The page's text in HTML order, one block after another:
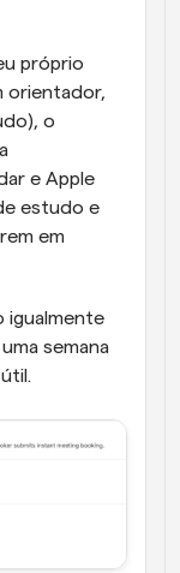
próprio
orientador,
o
e Apple
estudo e
em
igualmente
semana